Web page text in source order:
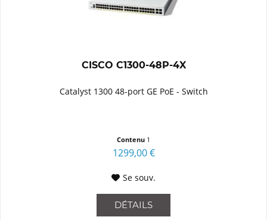
CISCO C1300-48P-4X
Catalyst 1300 48-port GE PoE - Switch
Contenu 1
1299,00 €
Se souv.
DÉTAILS